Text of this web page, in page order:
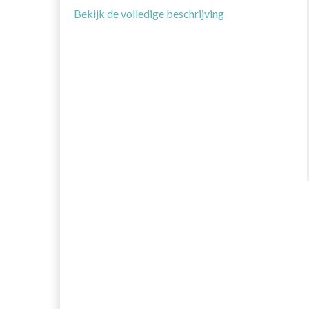
Bekijk de volledige beschrijving